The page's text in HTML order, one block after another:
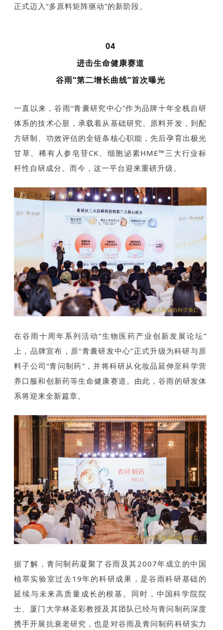
正式迈入“多原料矩阵驱动”的新阶段。
04
进击生命健康赛道
谷雨“第二增长曲线”首次曝光
一直以来，谷雨“青囊研究中心”作为品牌十年全栈自研
体系的技术心脏，承载着从基础研究、原料开发，到配
方研制、功效评估的全链条核心职能，先后孕育出极光
甘草、稀有人参皂苷CK、细胞泌素HME™三大行业标
杆性自研成分。而今，这一平台迎来重磅升级。
在谷雨十周年系列活动“生物医药产业创新发展论坛”
上，品牌宣布，原“青囊研发中心”正式升级为科研与原
料子公司“青问制药”，并将科研从化妆品延伸至科学营
养口服和创新药等生命健康赛道。由此，谷雨的研发体
系将迎来全新篇章。
据了解，青问制药凝聚了谷雨及其2007年成立的中国
植萃实验室过去19年的科研成果，是谷雨科研基础的
延续与未来高质量成长的根基。同时，中国科学院院
士、厦门大学林圣彩教授及其团队已经与青问制药深度
携手开展抗衰老研究，也是对谷雨及青问制药科研实力